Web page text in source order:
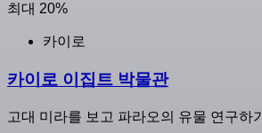
최대 20%
카이로
카이로 이집트 박물관
고대 미라를 보고 파라오의 유물 연구하기